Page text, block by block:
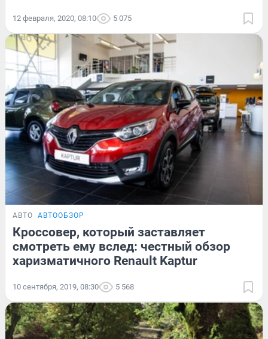
12 февраля, 2020, 08:10 5 075
АВТО АВТООБЗОР
Кроссовер, который заставляет
смотреть ему вслед: честный обзор
харизматичного Renault Kaptur
10 сентября, 2019, 08:30 5 568